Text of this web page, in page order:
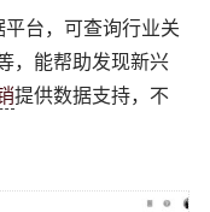
台，可查询行业关
，能帮助发现新兴
提供数据支持，不